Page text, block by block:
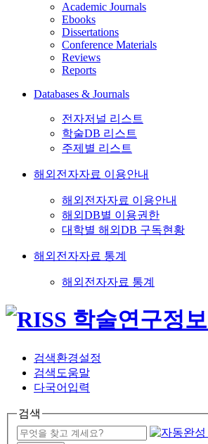
Academic Journals
Ebooks
Dissertations
Conference Materials
Reviews
Reports
Databases & Journals
전자저널 리스트
학술DB 리스트
주제별 리스트
해외전자자료 이용안내
해외전자자료 이용안내
해외DB별 이용권한
대학별 해외DB 구독현황
해외전자자료 통계
해외전자자료 통계
검색환경설정
검색도움말
다국어입력
검색